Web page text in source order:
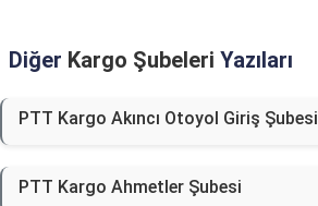
Diğer Kargo Şubeleri Yazıları
PTT Kargo Akıncı Otoyol Giriş Şubesi
PTT Kargo Ahmetler Şubesi